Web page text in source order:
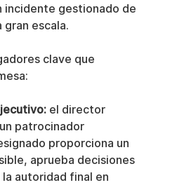
incidente gestionado de
escala.
clave que
el director
patrocinador
proporciona un
aprueba decisiones
autoridad final en